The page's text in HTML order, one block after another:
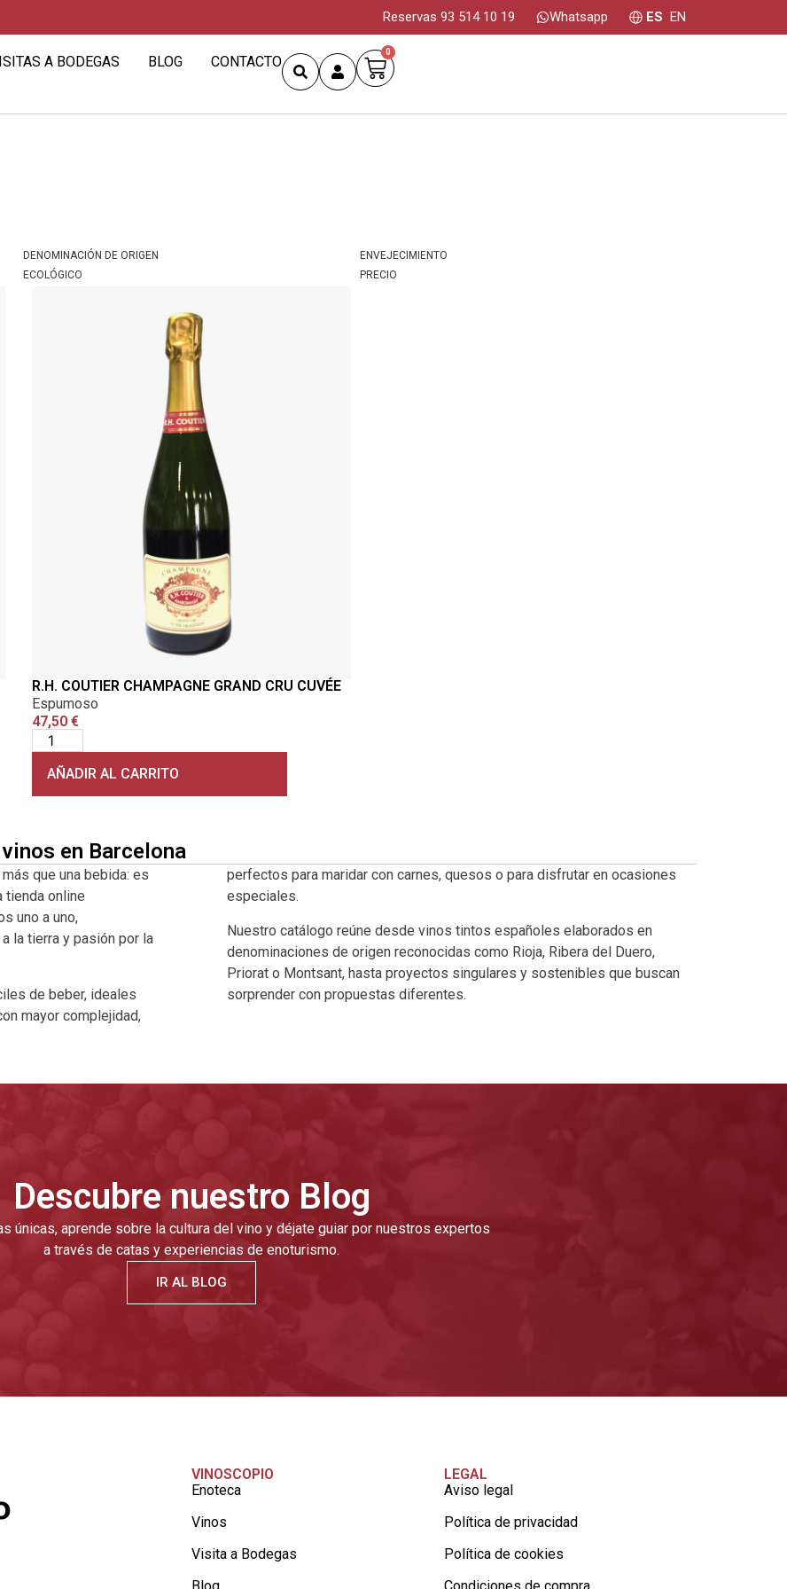
Reservas 93 514 10 19 Whatsapp ES EN
A BODEGAS BLOG CONTACTO
0
DENOMINACIÓN DE ORIGEN
ENVEJECIMIENTO
ECOLÓGICO PRECIO
R.H. COUTIER CHAMPAGNE GRAND CRU CUVÉE
Espumoso
47,50 €
AÑADIR AL CARRITO
en Barcelona
que una bebida: es
tienda online
uno a uno,
la tierra y pasión por la
de beber, ideales
mayor complejidad,
perfectos para maridar con carnes, quesos o para disfrutar en ocasiones
especiales.
Nuestro catálogo reúne desde vinos tintos españoles elaborados en
denominaciones de origen reconocidas como Rioja, Ribera del Duero,
Priorat o Montsant, hasta proyectos singulares y sostenibles que buscan
sorprender con propuestas diferentes.
Descubre nuestro Blog
únicas, aprende sobre la cultura del vino y déjate guiar por nuestros expertos
a través de catas y experiencias de enoturismo.
IR AL BLOG
VINOSCOPIO
Enoteca
Vinos
Visita a Bodegas
Blog
LEGAL
Aviso legal
Política de privacidad
Política de cookies
Condiciones de compra